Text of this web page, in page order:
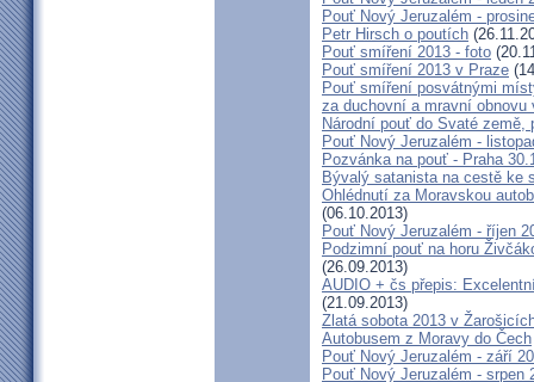
Pouť Nový Jeruzalém -
Petr Hirsch o poutích
Pouť smíření 2013 - foto
Pouť smíření 2013 v Praze
Pouť smíření posvátnými
za duchovní a mravní obnovu
Národní pouť do Svaté země,
Pouť Nový Jeruzalém -
Pozvánka na pouť - Praha
Bývalý satanista na cestě ke
Ohlédnutí za Moravskou
(06.10.2013)
Pouť Nový Jeruzalém - říjen
Podzimní pouť na horu
(26.09.2013)
AUDIO + čs přepis:
(21.09.2013)
Zlatá sobota 2013 v
Autobusem z Moravy do Čech
Pouť Nový Jeruzalém - září
Pouť Nový Jeruzalém - srpen